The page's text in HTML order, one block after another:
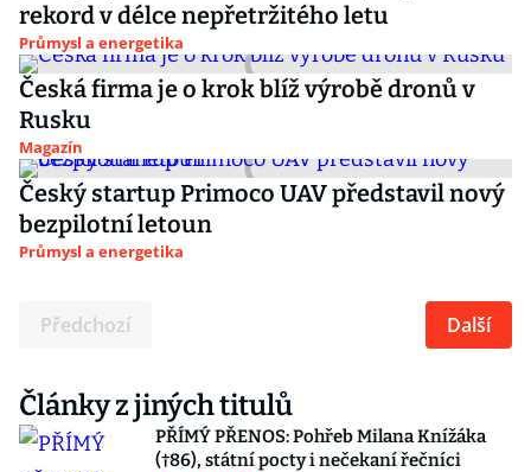
rekord v délce nepřetržitého letu
Průmysl a energetika
Česká firma je o krok blíž výrobě dronů v
Rusku
Magazín
Český startup Primoco UAV představil nový
bezpilotní letoun
Průmysl a energetika
Předchozí Další
Články z jiných titulů
PŘÍMÝ PŘENOS: Pohřeb Milana Knížáka
(†86), státní pocty i nečekaní řečníci